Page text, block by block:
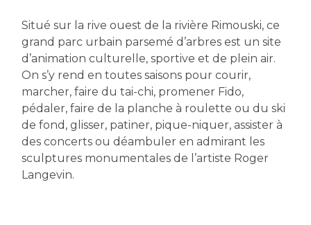
Situé sur la rive ouest de la rivière Rimouski, ce
grand parc urbain parsemé d’arbres est un site
d’animation culturelle, sportive et de plein air.
On s’y rend en toutes saisons pour courir,
marcher, faire du tai-chi, promener Fido,
pédaler, faire de la planche à roulette ou du ski
de fond, glisser, patiner, pique-niquer, assister à
des concerts ou déambuler en admirant les
sculptures monumentales de l’artiste Roger
Langevin.